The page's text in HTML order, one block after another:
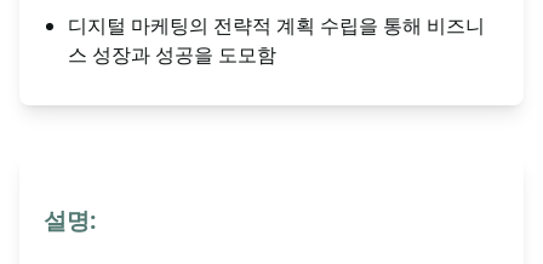
디지털 마케팅의 전략적 계획 수립을 통해 비즈니
스 성장과 성공을 도모함
설명: